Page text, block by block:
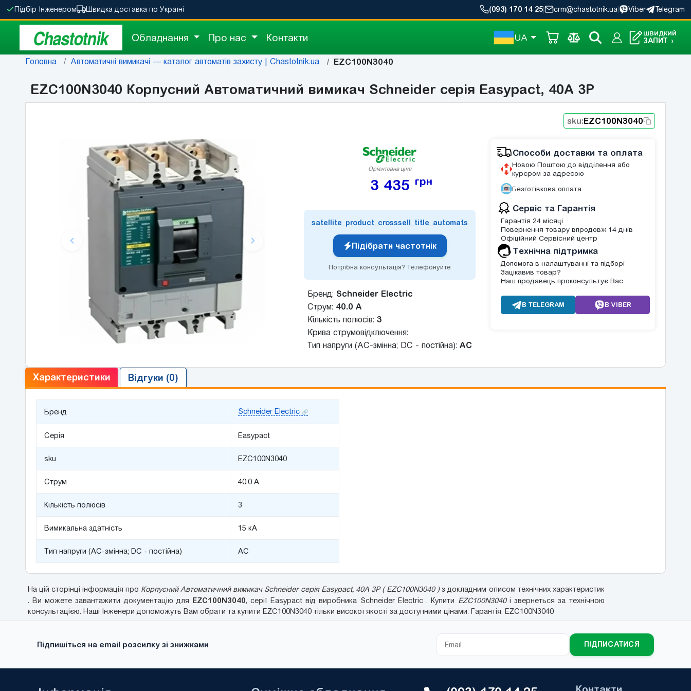
Підбір Інженером Швидка доставка по Україні (093) 170 14 25 crm@chastotnik.ua Viber Telegram
Chastotnik Обладнання Про нас Контакти UA ШВИДКИЙ
ЗАПИТ ›
Головна Автоматичні вимикачі — каталог автоматів захисту | Chastotnik.ua EZC100N3040
EZC100N3040 Корпусний Автоматичний вимикач Schneider серія Easypact, 40A 3P
sku:EZC100N3040
Орієнтовна ціна
3 435 грн
satellite_product_crosssell_title_automats
Підібрати частотнік
Потрібна консультація? Телефонуйте
Бренд: Schneider Electric
Струм: 40.0 А
Кількість полюсів:3
Крива струмовідключення:
Тип напруги (AC-змінна; DC - постійна):AC
Способи доставки та оплата
Новою Поштою до відділення або
курєром за адресою
Безготівкова оплата
Сервіс та Гарантія
Гарантія 24 місяці
Повернення товару впродовж 14 днів
Офіційний Сервісний центр
Tехнічна підтримка
Допомога в налаштуванні та підборі
Зацікавив товар?
Наш продавець проконсультує Вас.
В TELEGRAM В VIBER
Характеристики Відгуки (0)
Бренд Schneider Electric
Серія Easypact
sku EZC100N3040
Струм 40.0 А
Кількість полюсів 3
Вимикальна здатність 15 кА
Тип напруги (AC-змінна; DC - постійна) AC
На цій сторінці інформація про Корпусний Автоматичний вимикач Schneider серія Easypact, 40A 3P ( EZC100N3040 ) з докладним описом технічних характеристик
. Ви можете завантажити документацію для EZC100N3040, серії Easypact від виробника Schneider Electric . Купити EZC100N3040і звернеться за технічною
консультацією. Наші Інженери допоможуть Вам обрати та купити EZC100N3040 тільки високої якості за доступними цінами. Гарантія. EZC100N3040
Підпишіться на email розсилку зі знижками ПІДПИСАТИСЯ